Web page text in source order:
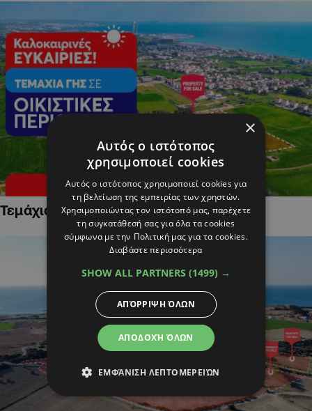
Τεμάχια Γης σε Οικιστικές Περιοχές
×
Αυτός ο ιστότοπος
χρησιμοποιεί cookies
Αυτός ο ιστότοπος χρησιμοποιεί cookies για
τη βελτίωση της εμπειρίας των χρηστών.
Χρησιμοποιώντας τον ιστότοπό μας, παρέχετε
τη συγκατάθεσή σας για όλα τα cookies
σύμφωνα με την Πολιτική μας για τα cookies.
Διαβάστε περισσότερα
SHOW ALL PARTNERS (1499) →
ΑΠΟΔΟΧΉ ΌΛΩΝ
ΑΠΌΡΡΙΨΗ ΌΛΩΝ
ΕΜΦΆΝΙΣΗ ΛΕΠΤΟΜΕΡΕΙΏΝ